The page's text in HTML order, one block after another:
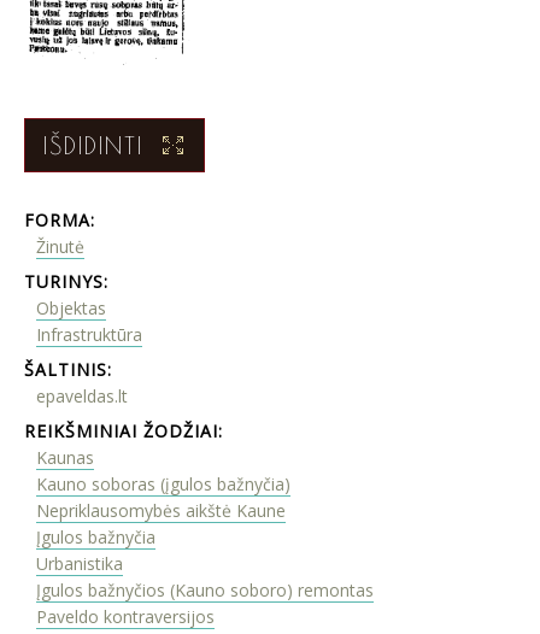
IŠDIDINTI
FORMA:
Žinutė
TURINYS:
Objektas
Infrastruktūra
ŠALTINIS:
epaveldas.lt
REIKŠMINIAI ŽODŽIAI:
Kaunas
Kauno soboras (įgulos bažnyčia)
Nepriklausomybės aikštė Kaune
Įgulos bažnyčia
Urbanistika
Įgulos bažnyčios (Kauno soboro) remontas
Paveldo kontraversijos